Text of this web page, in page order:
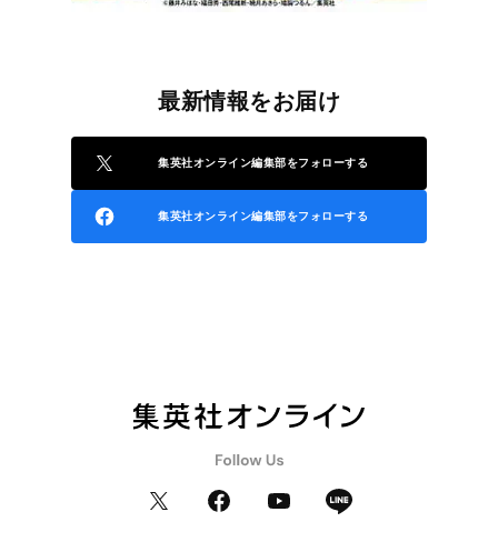
最新情報をお届け
集英社オンライン編集部をフォローする
集英社オンライン編集部をフォローする